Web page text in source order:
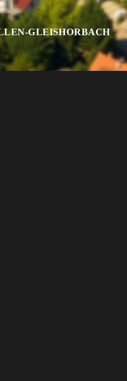
GLEISHORBACH